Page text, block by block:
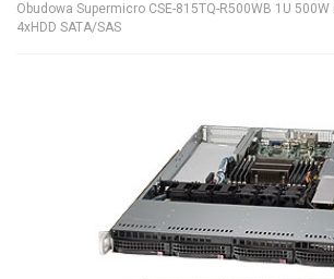
Obudowa Supermicro CSE-815TQ-R500WB 1U
4xHDD SATA/SAS